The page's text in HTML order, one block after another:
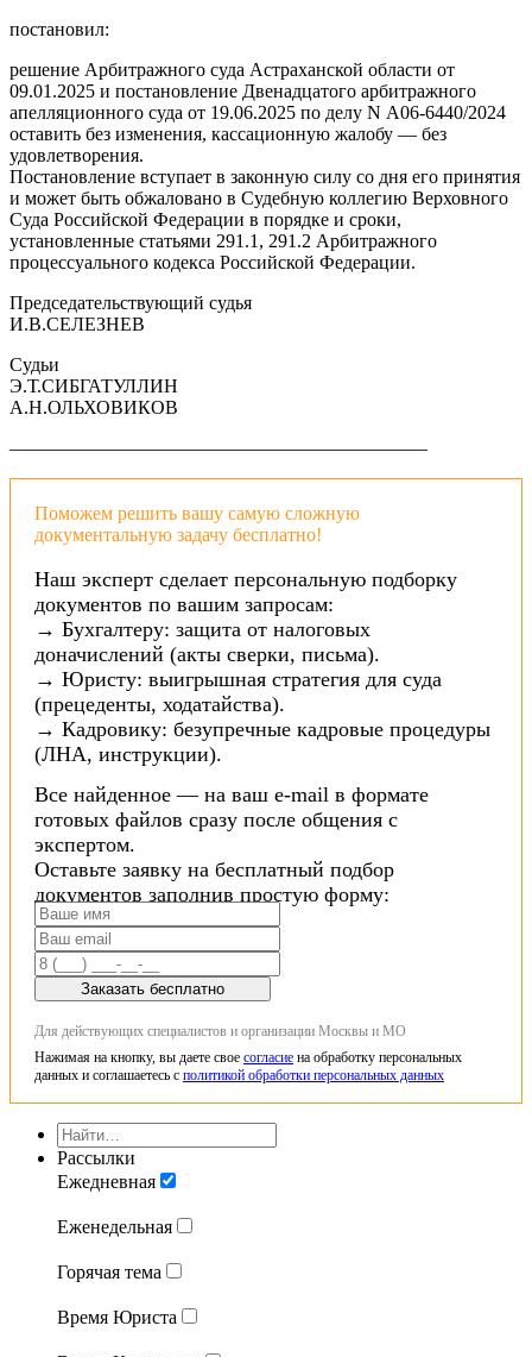
постановил:
решение Арбитражного суда Астраханской области от
09.01.2025 и постановление Двенадцатого арбитражного
апелляционного суда от 19.06.2025 по делу N А06-6440/2024
оставить без изменения, кассационную жалобу — без
удовлетворения.
Постановление вступает в законную силу со дня его принятия
и может быть обжаловано в Судебную коллегию Верховного
Суда Российской Федерации в порядке и сроки,
установленные статьями 291.1, 291.2 Арбитражного
процессуального кодекса Российской Федерации.
Председательствующий судья
И.В.СЕЛЕЗНЕВ
Судьи
Э.Т.СИБГАТУЛЛИН
А.Н.ОЛЬХОВИКОВ
——————————————————————
Поможем решить вашу самую сложную
документальную задачу бесплатно!
Наш эксперт сделает персональную подборку
документов по вашим запросам:
→ Бухгалтеру: защита от налоговых
доначислений (акты сверки, письма).
→ Юристу: выигрышная стратегия для суда
(прецеденты, ходатайства).
→ Кадровику: безупречные кадровые процедуры
(ЛНА, инструкции).
Все найденное — на ваш e-mail в формате
готовых файлов сразу после общения с
экспертом.
Оставьте заявку на бесплатный подбор
документов заполнив простую форму:
Заказать бесплатно
Для действующих специалистов и организации Москвы и МО
Нажимая на кнопку, вы даете свое согласие на обработку персональных
данных и соглашаетесь с политикой обработки персональных данных
Рассылки
Ежедневная
Еженедельная
Горячая тема
Время Юриста